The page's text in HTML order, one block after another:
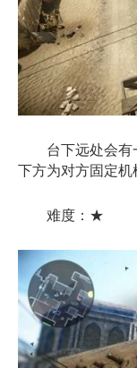
台下远处会有
下方为对方固定机
难度：★